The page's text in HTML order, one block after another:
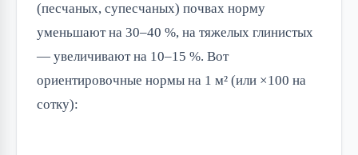
(песчаных, супесчаных) почвах норму
уменьшают на 30–40 %, на тяжелых глинистых
— увеличивают на 10–15 %. Вот
ориентировочные нормы на 1 м² (или ×100 на
сотку):